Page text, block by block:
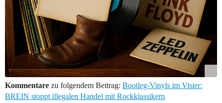
Kommentare zu folgendem Beitrag: Bootleg-Vinyls im Visier:
BREIN stoppt illegalen Handel mit Rockklassikern